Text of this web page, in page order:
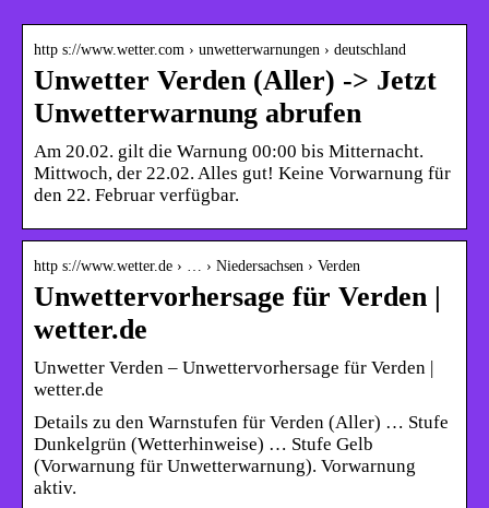
http s://www.wetter.com › unwetterwarnungen › deutschland
Unwetter Verden (Aller) -> Jetzt
Unwetterwarnung abrufen
Am 20.02. gilt die Warnung 00:00 bis Mitternacht.
Mittwoch, der 22.02. Alles gut! Keine Vorwarnung für
den 22. Februar verfügbar.
http s://www.wetter.de › … › Niedersachsen › Verden
Unwettervorhersage für Verden |
wetter.de
Unwetter Verden – Unwettervorhersage für Verden |
wetter.de
Details zu den Warnstufen für Verden (Aller) … Stufe
Dunkelgrün (Wetterhinweise) … Stufe Gelb
(Vorwarnung für Unwetterwarnung). Vorwarnung
aktiv.